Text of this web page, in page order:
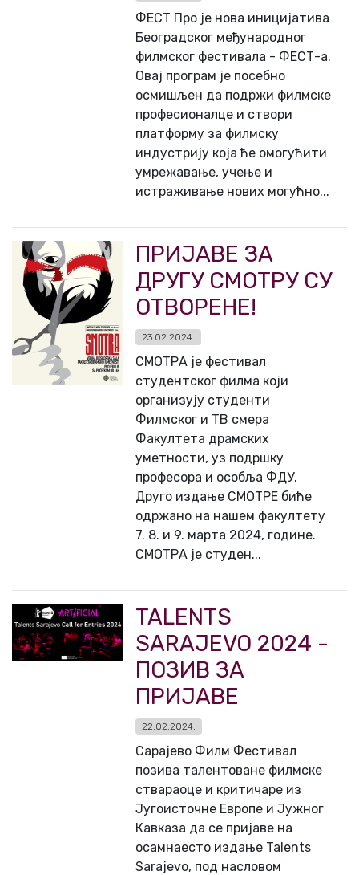
ФЕСТ Про је нова иницијатива
Београдског међународног
филмског фестивала - ФЕСТ-а.
Овај програм је посебно
осмишљен да подржи филмске
професионалце и створи
платформу за филмску
индустрију која ће омогућити
умрежавање, учење и
истраживање нових могућно...
ПРИЈАВЕ ЗА
ДРУГУ СМОТРУ СУ
ОТВОРЕНЕ!
23.02.2024.
СМОТРА је фестивал
студентског филма који
организују студенти
Филмског и ТВ смера
Факултета драмских
уметности, уз подршку
професора и особља ФДУ.
Друго издање СМОТРЕ биће
одржано на нашем факултету
7. 8. и 9. марта 2024, године.
СМОТРА је студен...
TALENTS
SARAJEVO 2024 -
ПОЗИВ ЗА
ПРИЈАВЕ
22.02.2024.
Сарајево Филм Фестивал
позива талентоване филмске
ствараоце и критичаре из
Југоисточне Европе и Јужног
Кавказа да се пријаве на
осамнаесто издање Talents
Sarajevo, под насловом